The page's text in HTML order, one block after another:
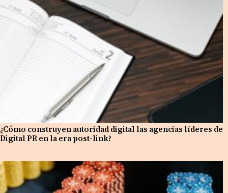
¿Cómo construyen autoridad digital las agencias líderes de
Digital PR en la era post-link?